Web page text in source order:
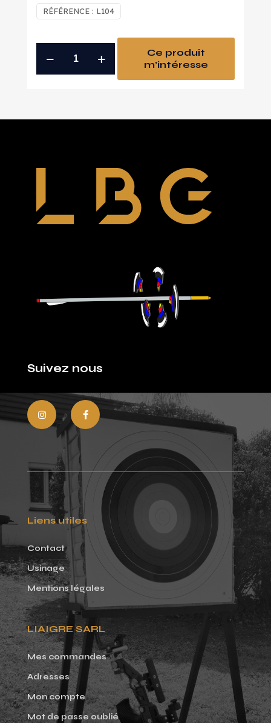
RÉFÉRENCE : L104
Ce produit
m’intéresse
Suivez nous
Liens utiles
Contact
Usinage
Mentions légales
LIAIGRE SARL
Mes commandes
Adresses
Mon compte
Mot de passe oublié